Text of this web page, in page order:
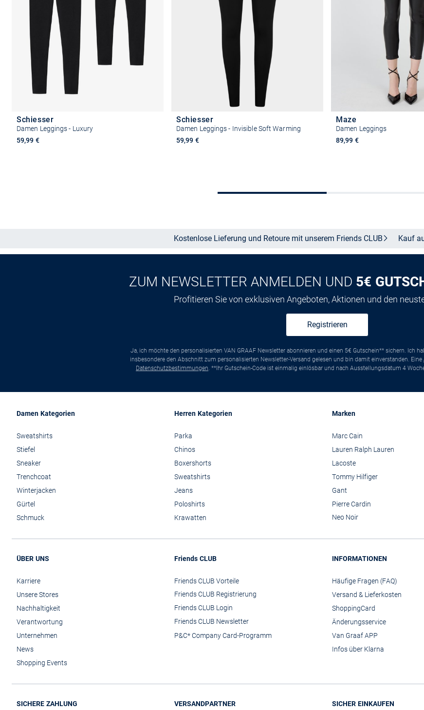
Schiesser
Damen Leggings - Luxury
59,99 €
Schiesser
Damen Leggings - Invisible Soft Warming
59,99 €
Größe auswählen
Maze
Damen Leggings
89,99 €
Kostenlose Lieferung und Retoure mit unserem Friends CLUB Kauf
ZUM NEWSLETTER ANMELDEN UND 5€
Profitieren Sie von exklusiven Angeboten, Aktionen und den
Registrieren
Ja, ich möchte den personalisierten VAN GRAAF Newsletter abonnieren und einen 5€ Gutschein** sichern. Ich
insbesondere den Abschnitt zum personalisierten Newsletter-Versand gelesen und bin damit einverstanden. Eine
Datenschutzbestimmungen . **Ihr Gutschein-Code ist einmalig einlösbar und nach Ausstellungsdatum 4
Damen Kategorien
Sweatshirts
Stiefel
Sneaker
Trenchcoat
Winterjacken
Gürtel
Schmuck
Herren Kategorien
Parka
Chinos
Boxershorts
Sweatshirts
Jeans
Poloshirts
Krawatten
Marken
Marc Cain
Lauren Ralph Lauren
Lacoste
Tommy Hilfiger
Gant
Pierre Cardin
Neo Noir
ÜBER UNS
Karriere
Unsere Stores
Nachhaltigkeit
Verantwortung
Unternehmen
News
Shopping Events
Friends CLUB
Friends CLUB Vorteile
Friends CLUB Registrierung
Friends CLUB Login
Friends CLUB Newsletter
P&C* Company Card-Programm
INFORMATIONEN
Häufige Fragen (FAQ)
Versand & Lieferkosten
ShoppingCard
Änderungsservice
Van Graaf APP
Infos über Klarna
SICHERE ZAHLUNG VERSANDPARTNER SICHER EINKAUFEN